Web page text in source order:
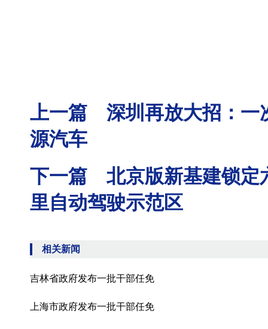
上一篇 深圳再放大招：一
源汽车
下一篇 北京版新基建锁定
里自动驾驶示范区
相关新闻
吉林省政府发布一批干部任免
上海市政府发布一批干部任免